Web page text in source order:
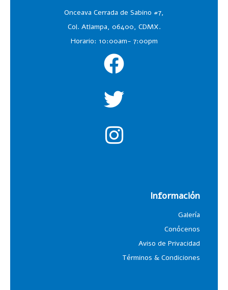
Onceava Cerrada de Sabino #7,
Col. Atlampa, 06400, CDMX.
Horario: 10:00am- 7:00pm
Información
Galería
Conócenos
Aviso de Privacidad
Términos & Condiciones